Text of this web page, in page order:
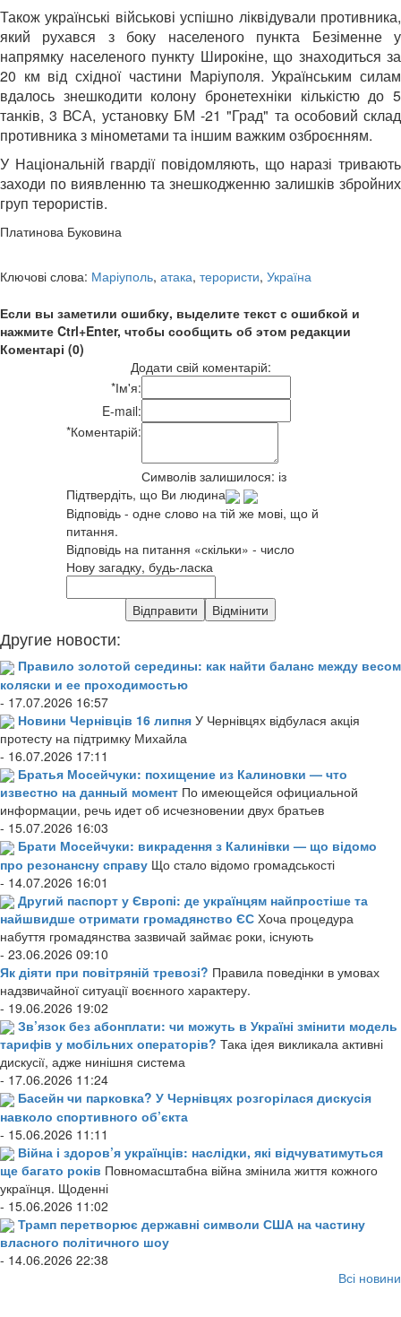
Також українські військові успішно ліквідували противника,
який рухався з боку населеного пункта Безіменне у
напрямку населеного пункту Широкіне, що знаходиться за
20 км від східної частини Маріуполя. Українським силам
вдалось знешкодити колону бронетехніки кількістю до 5
танків, 3 ВСА, установку БМ -21 "Град" та особовий склад
противника з мінометами та іншим важким озброєнням.
У Національній гвардії повідомляють, що наразі тривають
заходи по виявленню та знешкодженню залишків збройних
груп терористів.
Платинова Буковина
Ключові слова: Маріуполь, атака, терористи, Україна
Если вы заметили ошибку, выделите текст с ошибкой и
нажмите Ctrl+Enter, чтобы сообщить об этом редакции
Коментарі (0)
Додати свій коментарій:
*Ім'я:
E-mail:
*Коментарій:
Символів залишилося: із
Підтвердіть, що Ви людина
Відповідь - одне слово на тій же мові, що й
питання.
Відповідь на питання «скільки» - число
Нову загадку, будь-ласка
Другие новости:
Правило золотой середины: как найти баланс между весом
коляски и ее проходимостью
- 17.07.2026 16:57
Новини Чернівців 16 липня У Чернівцях відбулася акція
протесту на підтримку Михайла
- 16.07.2026 17:11
Братья Мосейчуки: похищение из Калиновки — что
известно на данный момент По имеющейся официальной
информации, речь идет об исчезновении двух братьев
- 15.07.2026 16:03
Брати Мосейчуки: викрадення з Калинівки — що відомо
про резонансну справу Що стало відомо громадськості
- 14.07.2026 16:01
Другий паспорт у Європі: де українцям найпростіше та
найшвидше отримати громадянство ЄС Хоча процедура
набуття громадянства зазвичай займає роки, існують
- 23.06.2026 09:10
Як діяти при повітряній тревозі? Правила поведінки в умовах
надзвичайної ситуації воєнного характеру.
- 19.06.2026 19:02
Зв’язок без абонплати: чи можуть в Україні змінити модель
тарифів у мобільних операторів? Така ідея викликала активні
дискусії, адже нинішня система
- 17.06.2026 11:24
Басейн чи парковка? У Чернівцях розгорілася дискусія
навколо спортивного об’єкта
- 15.06.2026 11:11
Війна і здоров’я українців: наслідки, які відчуватимуться
ще багато років Повномасштабна війна змінила життя кожного
українця. Щоденні
- 15.06.2026 11:02
Трамп перетворює державні символи США на частину
власного політичного шоу
- 14.06.2026 22:38
Всі новини